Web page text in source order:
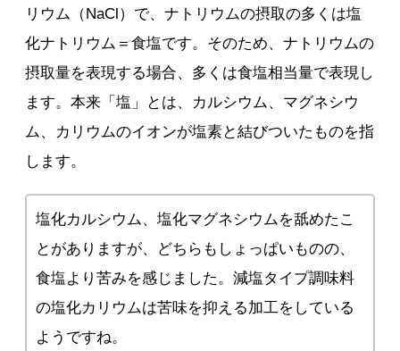
リウム（NaCl）で、ナトリウムの摂取の多くは塩
化ナトリウム＝食塩です。そのため、ナトリウムの
摂取量を表現する場合、多くは食塩相当量で表現し
ます。本来「塩」とは、カルシウム、マグネシウ
ム、カリウムのイオンが塩素と結びついたものを指
します。
塩化カルシウム、塩化マグネシウムを舐めたこ
とがありますが、どちらもしょっぱいものの、
食塩より苦みを感じました。減塩タイプ調味料
の塩化カリウムは苦味を抑える加工をしている
ようですね。